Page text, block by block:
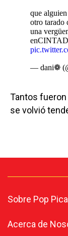
que
otro
una
— dani❁
Tantos
se volvió
Sobre Pop
Acerca de